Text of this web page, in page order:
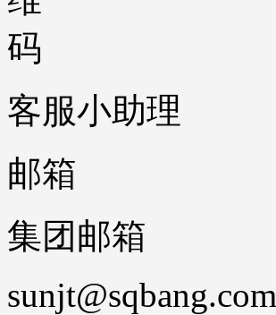
客服小助理
邮箱
集团邮箱
sunjt@sqbang.com